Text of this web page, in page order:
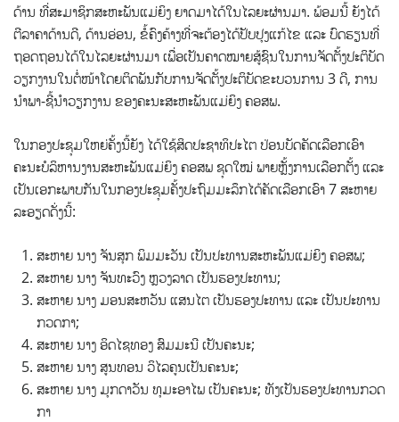
ດ້ານ ທີ່ສະມາຊິກສະຫະພັນແມ່ຍິງ ຍາດມາໄດ້ໃນໄລຍະຜ່ານມາ. ພ້ອມນີ້ ຍັງໄດ້
ຕີລາຄາດ້ານດີ, ດ້ານອ່ອນ, ຂໍ້ຄົງຄ້າງທີ່ຈະຕ້ອງໄດ້ປັບປຸງແກ້ໄຂ ແລະ ບົດຮຽນທີ່
ຖອດຖອນໄດ້ໃນໄລຍະຜ່ານມາ ເພື່ອເປັນຄາດໝາຍສູ້ຊົນໃນການຈັດຕັ້ງປະຕິບັດ
ວຽກງານໃນຕໍ່ໜ້າໂດຍຕິດພັນກັບການຈັດຕັ້ງປະຕິບັດຂະບວນການ 3 ດີ, ການ
ນໍາພາ-ຊີ້ນໍາວຽກງານ ຂອງຄະນະສະຫະພັນແມ່ຍິງ ຄອສພ.
ໃນກອງປະຊຸມໃຫຍ່ຄັ້ງນີ້ຍັງ ໄດ້ໃຊ້ສິດປະຊາທິປະໄຕ ປ່ອນບັດຄັດເລືອກເອົາ
ຄະນະບໍລິຫານງານສະຫະພັນແມ່ຍິງ ຄອສພ ຊຸດໃໝ່ ພາຍຫຼັ້ງການເລືອກຕັ້ງ ແລະ
ເປັນເອກະພາບກັນໃນກອງປະຊຸມຄັ້ງປະຖົມມະລຶກໄດ້ຄັດເລືອກເອົາ 7 ສະຫາຍ
ລະອຽດດັ່ງນີ້:
ສະຫາຍ ນາງ ຈັນສຸກ ພິມມະວັນ ເປັນປະທານສະຫະພັນແມ່ຍິງ ຄອສພ;
ສະຫາຍ ນາງ ຈັນທະວົງ ຫຼວງລາດ ເປັນຮອງປະທານ;
ສະຫາຍ ນາງ ມອນສະຫວັນ ແສນໄຕ ເປັນຮອງປະທານ ແລະ ເປັນປະທານ
ກວດກາ;
ສະຫາຍ ນາງ ອິດໄຊທອງ ສົມມະນີ ເປັນຄະນະ;
ສະຫາຍ ນາງ ສູນທອນ ວິໄລຄູນເປັນຄະນະ;
ສະຫາຍ ນາງ ມຸກດາວັນ ທຸມະອາໄພ ເປັນຄະນະ; ທັງເປັນຮອງປະທານກວດ
ກາ